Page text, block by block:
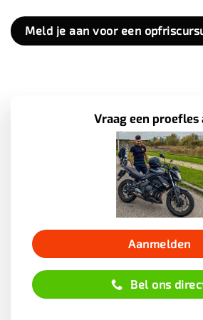
Meld je aan voor een
Vraag een proefles
Aanmelden
Bel ons